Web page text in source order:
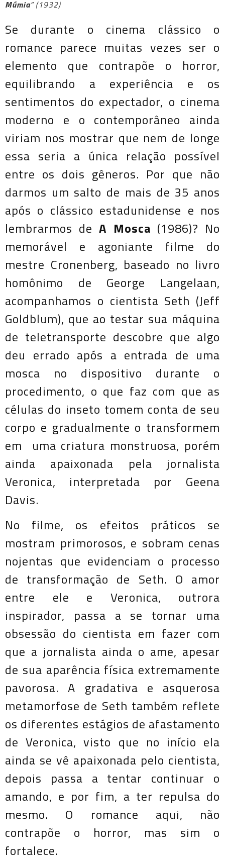
Múmia” (1932)
Se durante o cinema clássico o
romance parece muitas vezes ser o
elemento que contrapõe o horror,
equilibrando a experiência e os
sentimentos do expectador, o cinema
moderno e o contemporâneo ainda
viriam nos mostrar que nem de longe
essa seria a única relação possível
entre os dois gêneros. Por que não
darmos um salto de mais de 35 anos
após o clássico estadunidense e nos
lembrarmos deA Mosca (1986)? No
memorável e agoniante filme do
mestre Cronenberg, baseado no livro
homônimo de George Langelaan,
acompanhamos o cientista Seth (Jeff
Goldblum), que ao testar sua máquina
de teletransporte descobre que algo
deu errado após a entrada de uma
mosca no dispositivo durante o
procedimento, o que faz com que as
células do inseto tomem conta de seu
corpo e gradualmente o transformem
em uma criatura monstruosa, porém
ainda apaixonada pela jornalista
Veronica, interpretada por Geena
Davis.
No filme, os efeitos práticos se
mostram primorosos, e sobram cenas
nojentas que evidenciam o processo
de transformação de Seth. O amor
entre ele e Veronica, outrora
inspirador, passa a se tornar uma
obsessão do cientista em fazer com
que a jornalista ainda o ame, apesar
de sua aparência física extremamente
pavorosa. A gradativa e asquerosa
metamorfose de Seth também reflete
os diferentes estágios de afastamento
de Veronica, visto que no início ela
ainda se vê apaixonada pelo cientista,
depois passa a tentar continuar o
amando, e por fim, a ter repulsa do
mesmo. O romance aqui, não
contrapõe o horror, mas sim o
fortalece.